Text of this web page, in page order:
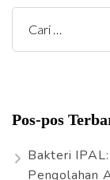
C
a
u
t
Pos-pos
Bakteri
Pengolahan